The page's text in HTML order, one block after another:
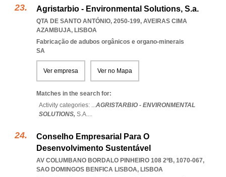
Agristarbio - Environmental Solutions, S.a.
QTA DE SANTO ANTÓNIO, 2050-199, AVEIRAS CIMA
AZAMBUJA, LISBOA
Fabricação de adubos orgânicos e organo-minerais
SA
Ver empresa Ver no Mapa
Matches in the search for:
Activity categories: ...AGRISTARBIO - ENVIRONMENTAL
SOLUTIONS, S.A....
Conselho Empresarial Para O
Desenvolvimento Sustentável
AV COLUMBANO BORDALO PINHEIRO 108 2ºB, 1070-067,
SAO DOMINGOS BENFICA LISBOA, LISBOA